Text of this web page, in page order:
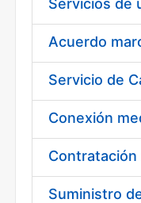
Acuerdo
Suministro